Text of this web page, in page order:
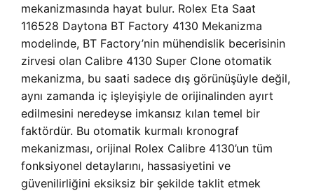
mekanizmasında hayat bulur. Rolex Eta Saat
116528 Daytona BT Factory 4130 Mekanizma
modelinde, BT Factory’nin mühendislik becerisinin
zirvesi olan Calibre 4130 Super Clone otomatik
mekanizma, bu saati sadece dış görünüşüyle değil,
aynı zamanda iç işleyişiyle de orijinalinden ayırt
edilmesini neredeyse imkansız kılan temel bir
faktördür. Bu otomatik kurmalı kronograf
mekanizması, orijinal Rolex Calibre 4130’un tüm
fonksiyonel detaylarını, hassasiyetini ve
güvenilirliğini eksiksiz bir şekilde taklit etmek